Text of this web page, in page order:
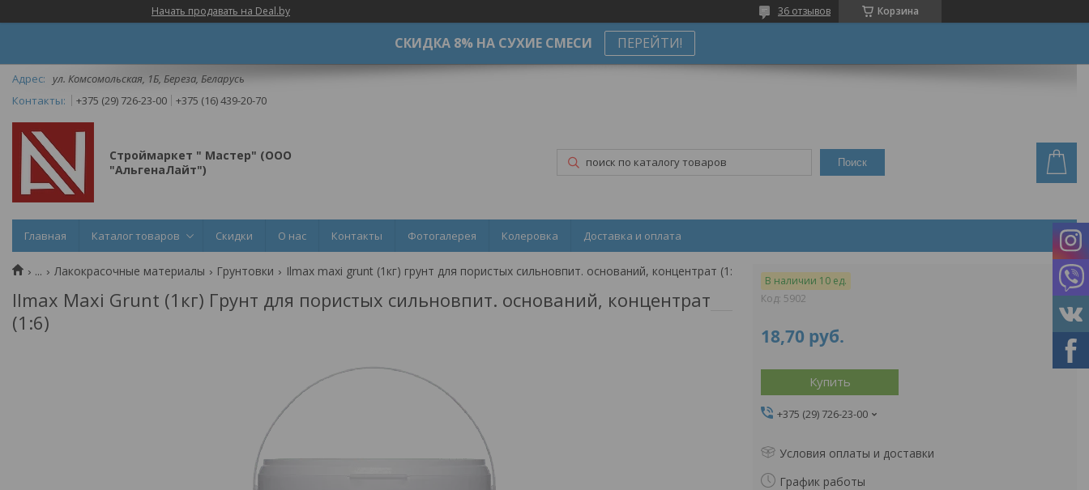
Начать продавать на Deal.by Корзина
36 отзывов
СКИДКА 8% НА СУХИЕ СМЕСИ ПЕРЕЙТИ!
ул. Комсомольская, 1Б, Береза, Беларусь
+375 (29) 726-23-00
+375 (16) 439-20-70
Строймаркет " Мастер" (ООО
"АльгенаЛайт")
Поиск
Главная Каталог товаров Скидки О нас Контакты Фотогалерея Колеровка Доставка и оплата
... Лакокрасочные материалы Грунтовки Ilmax maxi grunt (1кг) грунт для пористых сильновпит. оснований, концентрат (1:6)
Ilmax Maxi Grunt (1кг) Грунт для пористых сильновпит. оснований, концентрат
(1:6)
В наличии 10 ед.
Код: 5902
18,70 руб.
Купить
+375 (29) 726-23-00
Условия оплаты и доставки
График работы